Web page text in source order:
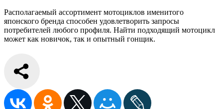
Располагаемый ассортимент мотоциклов именитого
японского бренда способен удовлетворить запросы
потребителей любого профиля. Найти подходящий мотоцикл
может как новичок, так и опытный гонщик.